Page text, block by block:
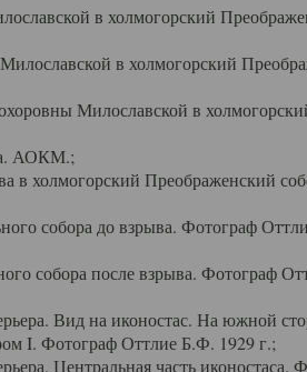
в холмогорский
в холмогорский
Милославской в
АОКМ.;
холмогорский Преображенский
собора до взрыва. Фотограф
собора после взрыва. Фотограф
Вид на иконостас. На южной
I. Фотограф Оттлие Б.Ф. 1929 г.;
Центральная часть иконостаса.